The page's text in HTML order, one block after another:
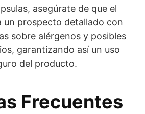
asegúrate de que el
un prospecto detallado con
sobre alérgenos y posibles
garantizando así un uso
del producto.
Frecuentes